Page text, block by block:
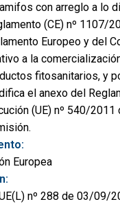
con arreglo a lo
(CE) nº 1107/
Europeo y del
a la
fitosanitarios, y
el anexo del
(UE) nº 540/2011
Europea
nº 288 de 03/09/